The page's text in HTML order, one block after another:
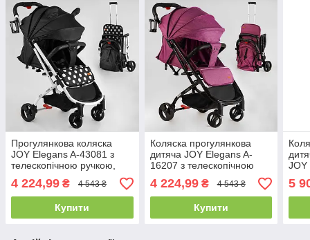
Прогулянкова коляска
JOY Elegans A-43081 з
телескопічною ручкою,
чохлом на ніжки та
підсклянником
4 224,99 ₴ 4 543 ₴
Купити
Коляска прогулянкова
дитяча JOY Elegans A-
16207 з телескопічною
ручкою, чохлом на ніжки
та підсклянником
4 224,99₴ 4 543 ₴
Купити
JOY
5